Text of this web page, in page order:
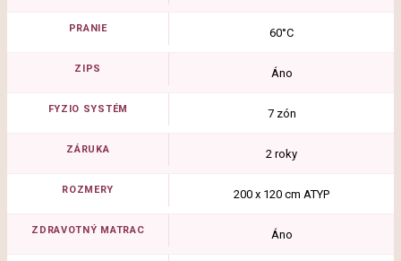
PRANIE 60°C
ZIPS Áno
FYZIO SYSTÉM 7 zón
ZÁRUKA 2 roky
ROZMERY 200 x 120 cm ATYP
ZDRAVOTNÝ MATRAC Áno